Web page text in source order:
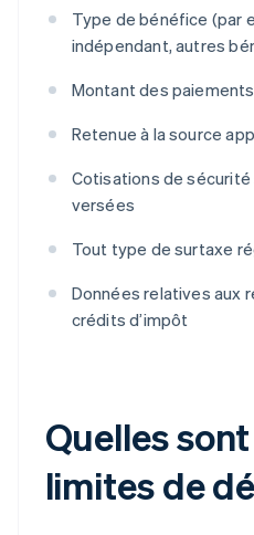
Type de bénéfice (par
indépendant, autres
Montant des
Retenue à la source
Cotisations de
versées
Tout type de surtaxe
Données relatives aux
crédits d’impôt
Quelles
limites de